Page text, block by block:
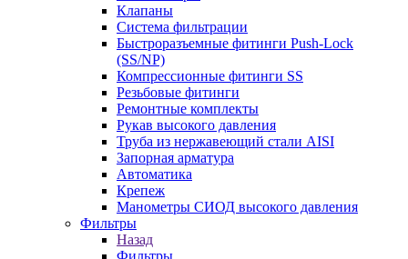
Клапаны
Система фильтрации
Быстроразъемные фитинги Push-Lock
(SS/NP)
Компрессионные фитинги SS
Резьбовые фитинги
Ремонтные комплекты
Рукав высокого давления
Труба из нержавеющий стали AISI
Запорная арматура
Автоматика
Крепеж
Манометры СИОД высокого давления
Фильтры
Назад
Фильтры